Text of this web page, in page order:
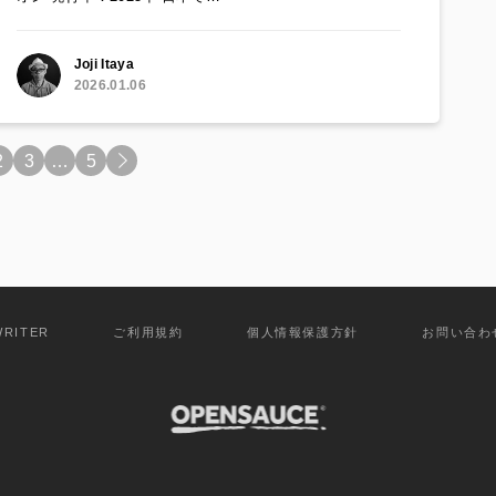
Joji Itaya
2026.01.06
3 … 5 >
ご利用規約 個人情報保護方針 お問い合わ